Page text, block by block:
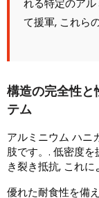
れる特定のア
て援軍, これら
構造の完全性と
テム
アルミニウム ハニ
肢です。. 低密度
き裂き抵抗, これ
優れた耐食性を備